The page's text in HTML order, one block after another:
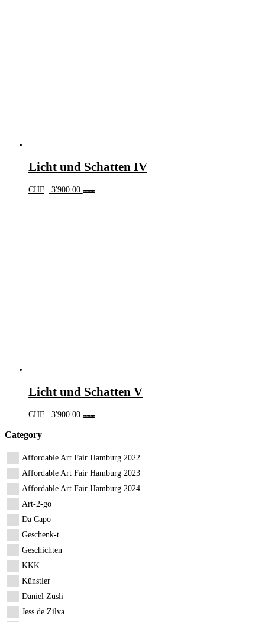
Licht und Schatten IV
CHF 3'900.00 Weiterlesen
Licht und Schatten V
CHF 3'900.00 Weiterlesen
Category
Affordable Art Fair Hamburg 2022
Affordable Art Fair Hamburg 2023
Affordable Art Fair Hamburg 2024
Art-2-go
Da Capo
Geschenk-t
Geschichten
KKK
Künstler
Daniel Züsli
Jess de Zilva